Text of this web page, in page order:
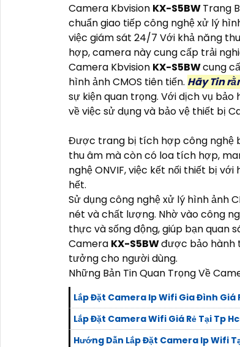
Camera Kbvision KX-S5BWTrang
chuẩn giao tiếp công nghệ xử lý
việc giám sát 24/7 Với khả năng
hợp, camera này cung cấp trải
Camera Kbvision KX-S5BWcung
hình ảnh CMOS tiên tiến. Hãy Tin
sự kiện quan trọng. Với dịch vụ
về việc sử dụng và bảo vệ thiết bị
Được trang bị tích hợp công nghệ
thu âm mà còn có loa tích hợp,
nghệ ONVIF, việc kết nối thiết bị
hết.
Sử dụng công nghệ xử lý hình ảnh
nét và chất lượng. Nhờ vào công
thực và sống động, giúp bạn quan
Camera KX-S5BWđược bảo hành
tưởng cho người dùng.
Những Bản Tin Quan Trọng Về
Lắp Đặt Camera Ip Wifi Gia Đình Giá
Lắp Đặt Camera Wifi Giá Rẻ Tại Tp
Hướng Dẫn Lắp Đặt Camera Ip Wifi